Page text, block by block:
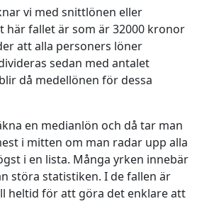
vi med snittlönen eller
här fallet är som är 32000 kronor
att alla personers löner
sedan med antalet
då medellönen för dessa
en medianlön och då tar man
i mitten om man radar upp alla
i en lista. Många yrken innebär
störa statistiken. I de fallen är
heltid för att göra det enklare att